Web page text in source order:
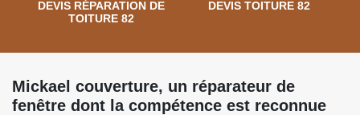
DEVIS RÉPARATION DE
TOITURE 82
DEVIS TOITURE 82
Mickael couverture, un réparateur de
fenêtre dont la compétence est reconnue